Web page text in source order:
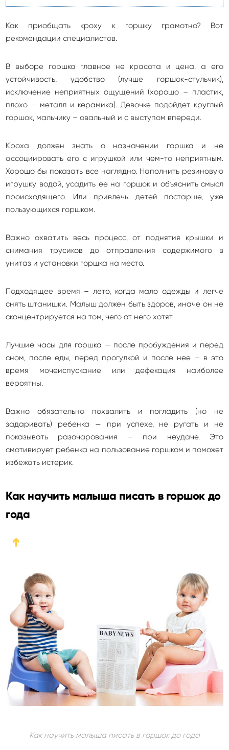
Как приобщать кроху к горшку грамотно? Вот
рекомендации специалистов.
В выборе горшка главное не красота и цена, а его
устойчивость, удобство (лучше горшок-стульчик),
исключение неприятных ощущений (хорошо – пластик,
плохо – металл и керамика). Девочке подойдет круглый
горшок, мальчику – овальный и с выступом впереди.
Кроха должен знать о назначении горшка и не
ассоциировать его с игрушкой или чем-то неприятным.
Хорошо бы показать все наглядно. Наполнить резиновую
игрушку водой, усадить ее на горшок и объяснить смысл
происходящего. Или привлечь детей постарше, уже
пользующихся горшком.
Важно охватить весь процесс, от поднятия крышки и
снимания трусиков до отправления содержимого в
унитаз и установки горшка на место.
Подходящее время – лето, когда мало одежды и легче
снять штанишки. Малыш должен быть здоров, иначе он не
сконцентрируется на том, чего от него хотят.
Лучшие часы для горшка — после пробуждения и перед
сном, после еды, перед прогулкой и после нее – в это
время мочеиспускание или дефекация наиболее
вероятны.
Важно обязательно похвалить и погладить (но не
задаривать) ребенка — при успехе, не ругать и не
показывать разочарования – при неудаче. Это
смотивирует ребенка на пользование горшком и поможет
избежать истерик.
Как научить малыша писать в горшок до
года
➔
Как научить малыша писать в горшок до года